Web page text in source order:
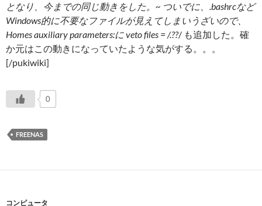
となり、今までの同じ動きをした。~ ついでに、.bashrcなど
Windows的に不要なファイルが見えてしまいうざいので、
Homes auxiliary parameters:に veto files = /.??/ も追加した。確
か元はこの動きになっていたような気がする。。。
[/pukiwiki]
0
FREENAS
コンピュータ